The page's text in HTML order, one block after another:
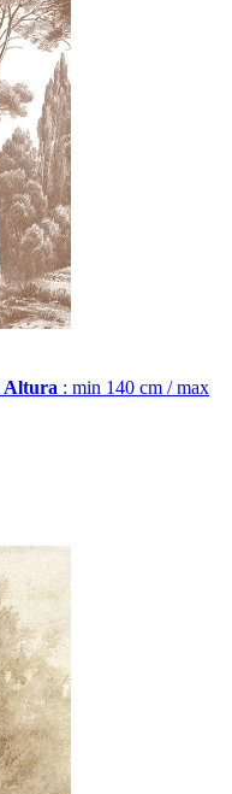
Altura : min 140 cm / max